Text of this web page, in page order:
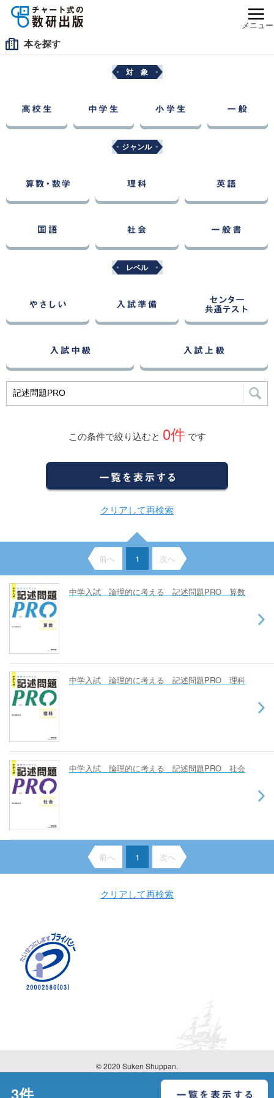
メニュー
本を探す
対 象
ジャンル
レベル
この条件で絞り込むと 0件です
クリアして再検索
前へ 1 次へ
中学入試 論理的に考える 記述問題PRO 算数
中学入試 論理的に考える 記述問題PRO 理科
中学入試 論理的に考える 記述問題PRO 社会
前へ 1 次へ
クリアして再検索
3件
© 2020 Suken Shuppan.